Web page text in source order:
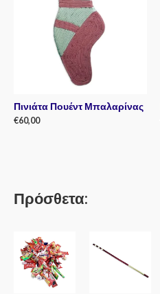
Πινιάτα Πουέντ Μπαλαρίνας
€60,00
Πρόσθετα: